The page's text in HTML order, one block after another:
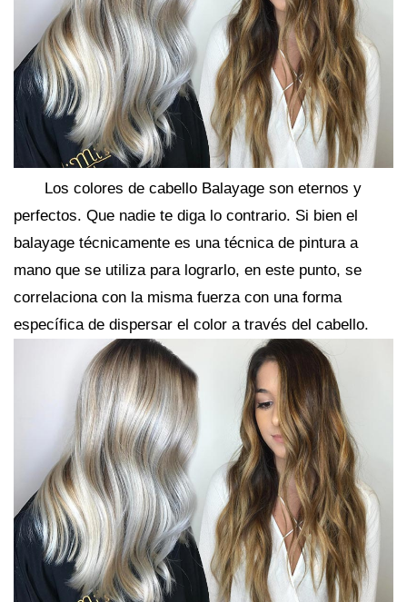
Los colores de cabello Balayage son eternos y
perfectos. Que nadie te diga lo contrario. Si bien el
balayage técnicamente es una técnica de pintura a
mano que se utiliza para lograrlo, en este punto, se
correlaciona con la misma fuerza con una forma
específica de dispersar el color a través del cabello.